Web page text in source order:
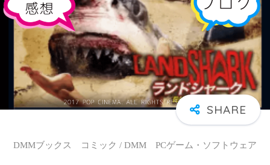
DMMブックス コミック / DMM PCゲーム・ソフトウェア